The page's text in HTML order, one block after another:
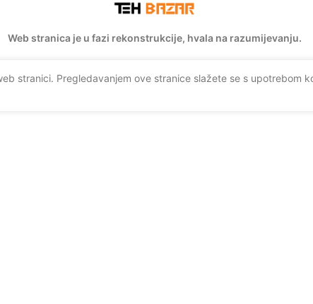
Web stranica je u fazi rekonstrukcije, hvala na razumijevanju.
stranici. Pregledavanjem ove stranice slažete se s upotrebom